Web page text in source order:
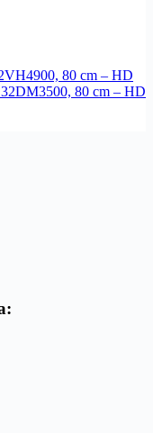
80 cm – HD
80 cm – HD